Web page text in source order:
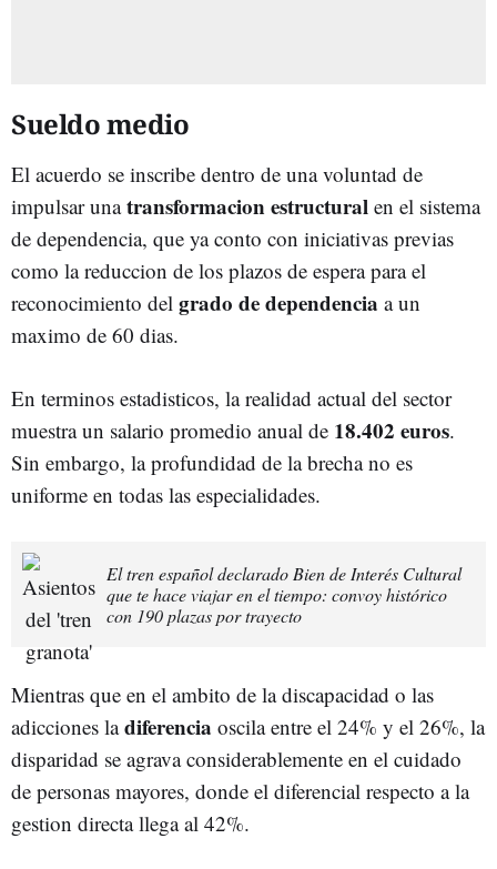
Sueldo medio
El acuerdo se inscribe dentro de una voluntad de
impulsar unatransformacion estructural en el sistema
de dependencia, que ya conto con iniciativas previas
como la reduccion de los plazos de espera para el
reconocimiento del grado de dependencia a un
maximo de 60 dias.
En terminos estadisticos, la realidad actual del sector
muestra un salario promedio anual de 18.402 euros.
Sin embargo, la profundidad de la brecha no es
uniforme en todas las especialidades.
El tren español declarado Bien de Interés Cultural
que te hace viajar en el tiempo: convoy histórico
con 190 plazas por trayecto
Mientras que en el ambito de la discapacidad o las
adicciones ladiferencia oscila entre el 24% y el 26%, la
disparidad se agrava considerablemente en el cuidado
de personas mayores, donde el diferencial respecto a la
gestion directa llega al 42%.